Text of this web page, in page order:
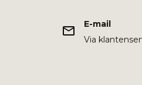
E-mail
Via